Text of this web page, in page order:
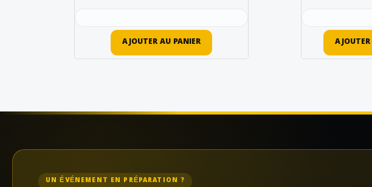
AJOUTER AU PANIER
UN ÉVÉNEMENT EN PRÉPARATION ?